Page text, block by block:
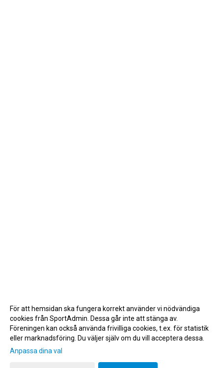
Gå till Webbversion
För att hemsidan ska fungera korrekt använder vi nödvändiga
cookies från SportAdmin. Dessa går inte att stänga av.
Föreningen kan också använda frivilliga cookies, t.ex. för statistik
eller marknadsföring. Du väljer själv om du vill acceptera dessa.
Anpassa dina val